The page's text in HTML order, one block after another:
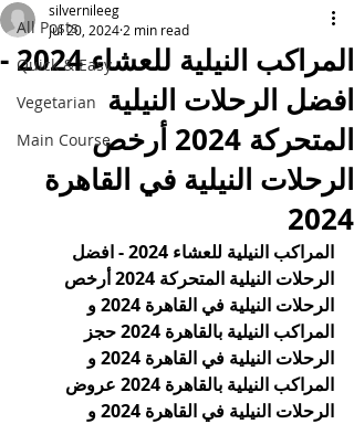
All Posts
Quick & Easy
Vegetarian
Main Course
المراكب النيلية للعشاء 2024 -
افضل الرحلات النيلية
المتحركة 2024 أرخص
الرحلات النيلية في القاهرة
2024
silvernileeg
Jul 20, 2024 2 min read
المراكب النيلية للعشاء 2024 - افضل
الرحلات النيلية المتحركة 2024 أرخص
الرحلات النيلية في القاهرة 2024 و
المراكب النيلية بالقاهرة 2024 حجز
الرحلات النيلية في القاهرة 2024 و
المراكب النيلية بالقاهرة 2024 عروض
الرحلات النيلية في القاهرة 2024 و